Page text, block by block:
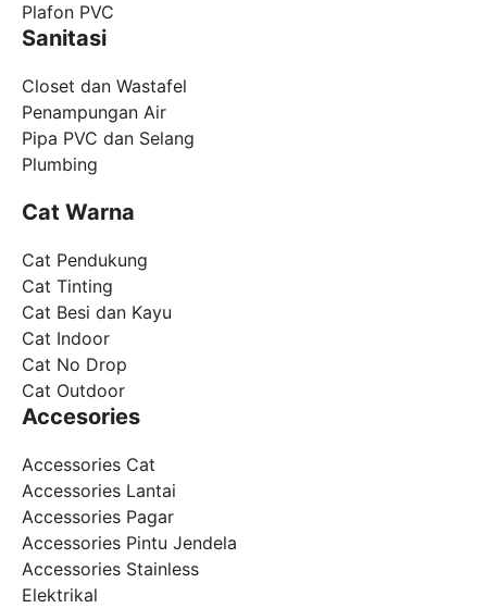
Plafon PVC
Sanitasi
Closet dan Wastafel
Penampungan Air
Pipa PVC dan Selang
Plumbing
Cat Warna
Cat Pendukung
Cat Tinting
Cat Besi dan Kayu
Cat Indoor
Cat No Drop
Cat Outdoor
Accesories
Accessories Cat
Accessories Lantai
Accessories Pagar
Accessories Pintu Jendela
Accessories Stainless
Elektrikal